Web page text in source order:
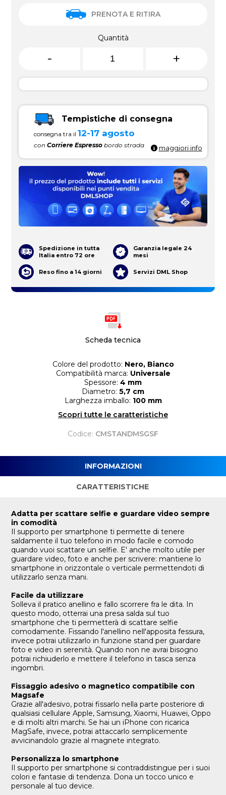
Scheda tecnica
Colore del prodotto: Nero, Bianco
Compatibilità marca: Universale
Spessore: 4 mm
Diametro: 5,7 cm
Larghezza imballo: 100 mm
Scopri tutte le caratteristiche
Codice: CMSTANDMSGSF
PRENOTA E RITIRA
Quantità
- +
Tempistiche di consegna
consegna tra il 12-17 agosto
conCorriere Espresso bordo strada maggiori info
Spedizione in tutta
Italia entro 72 ore
Garanzia legale 24
mesi
Reso fino a 14 giorni Servizi DML Shop
INFORMAZIONI
CARATTERISTICHE
Adatta per scattare selfie e guardare video sempre
in comodità
Il supporto per smartphone ti permette di tenere
saldamente il tuo telefono in modo facile e comodo
quando vuoi scattare un selfie. E' anche molto utile per
guardare video, foto e anche per scrivere: mantiene lo
smartphone in orizzontale o verticale permettendoti di
utilizzarlo senza mani.
Facile da utilizzare
Solleva il pratico anellino e fallo scorrere fra le dita. In
questo modo, otterrai una presa salda sul tuo
smartphone che ti permetterà di scattare selfie
comodamente. Fissando l'anellino nell'apposita fessura,
invece potrai utilizzarlo in funzione stand per guardare
foto e video in serenità. Quando non ne avrai bisogno
potrai richiuderlo e mettere il telefono in tasca senza
ingombri.
Fissaggio adesivo o magnetico compatibile con
Magsafe
Grazie all'adesivo, potrai fissarlo nella parte posteriore di
qualsiasi cellulare Apple, Samsung, Xiaomi, Huawei, Oppo
e di molti altri marchi. Se hai un iPhone con ricarica
MagSafe, invece, potrai attaccarlo semplicemente
avvicinandolo grazie al magnete integrato.
Personalizza lo smartphone
Il supporto per smartphone si contraddistingue per i suoi
colori e fantasie di tendenza. Dona un tocco unico e
personale al tuo device.